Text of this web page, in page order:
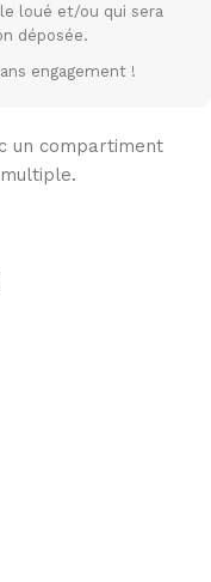
loué et/ou qui sera
déposée.
engagement !
un compartiment